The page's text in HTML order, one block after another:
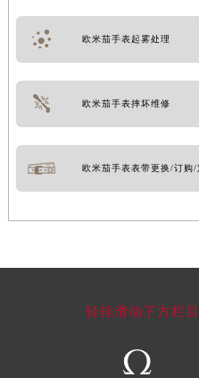
欧米茄手表起雾处理
欧米茄手表摔坏维修
欧米茄手表表带更换/订购/
轻轻滑动下方栏